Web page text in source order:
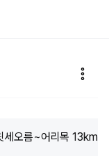
세오름~어리목 13km